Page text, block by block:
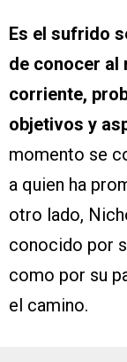
Es el sufrido
de conocer al
corriente,
objetivos y
momento se
a quien ha
otro lado,
conocido por
como por su
el camino.